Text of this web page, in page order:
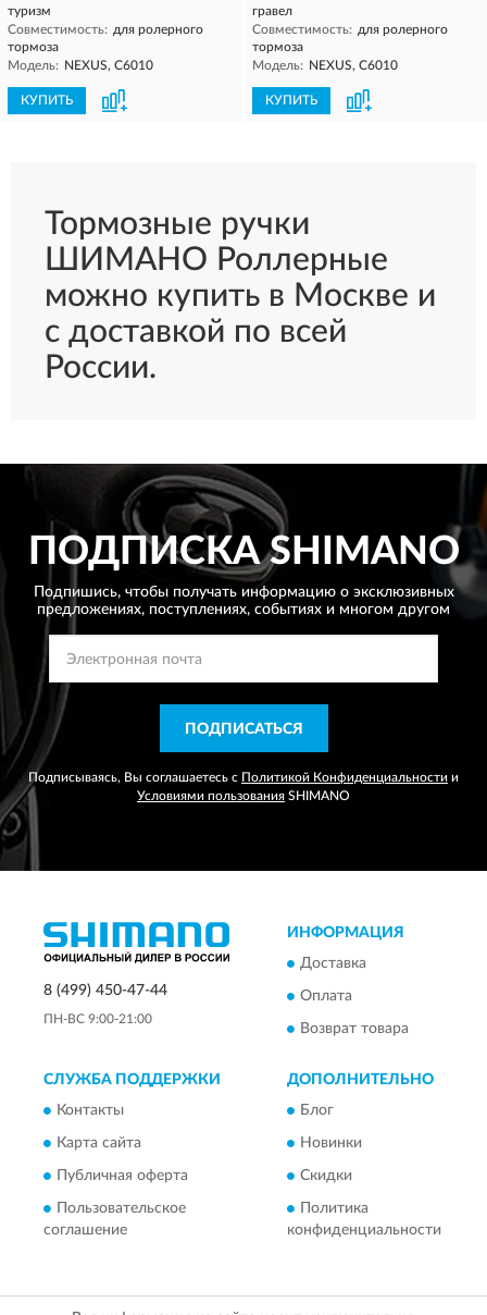
туризм
Совместимость: для ролерного
тормоза
Модель: NEXUS, C6010
КУПИТЬ
гравел
Совместимость: для ролерного
тормоза
Модель: NEXUS, C6010
КУПИТЬ
Тормозные ручки
ШИМАНО Роллерные
можно купить в Москве и
с доставкой по всей
России.
ПОДПИСКАSHIMANO
Подпишись, чтобы получать информацию о эксклюзивных
предложениях, поступлениях, событиях и многом другом
ПОДПИСАТЬСЯ
Подписываясь, Вы соглашаетесь с Политикой Конфиденциальности и
Условиями пользования SHIMANO
8 (499) 450-47-44
ПН-ВС 9:00-21:00
ИНФОРМАЦИЯ
Доставка
Оплата
Возврат товара
СЛУЖБА ПОДДЕРЖКИ
Контакты
Карта сайта
Публичная оферта
Пользовательское
соглашение
ДОПОЛНИТЕЛЬНО
Блог
Новинки
Скидки
Политика
конфиденциальности